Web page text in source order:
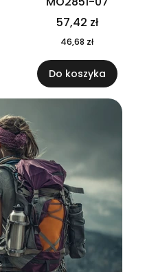
57,42 zł
46,68 zł
Do koszyka